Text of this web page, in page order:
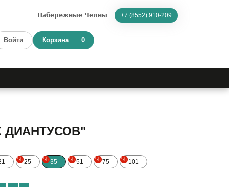
Набережные Челны +7 (8552) 910-209
Войти Корзина 0
ДИАНТУСОВ"
% 25 % 35 % 51 % 75 % 101